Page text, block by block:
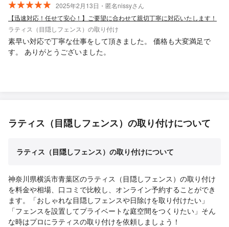
2025年2月13日・匿名nissyさん
【迅速対応！任せて安心！】ご要望に合わせて親切丁寧に対応いたします！
ラティス（目隠しフェンス）の取り付け
素早い対応で丁寧な仕事をして頂きました。 価格も大変満足で
す。 ありがとうございました。
ラティス（目隠しフェンス）の取り付けについて
ラティス（目隠しフェンス）の取り付けについて
神奈川県横浜市青葉区のラティス（目隠しフェンス）の取り付け
を料金や相場、口コミで比較し、オンライン予約することができ
ます。「おしゃれな目隠しフェンスや日除けを取り付けたい」
「フェンスを設置してプライベートな庭空間をつくりたい」そん
な時はプロにラティスの取り付けを依頼しましょう！